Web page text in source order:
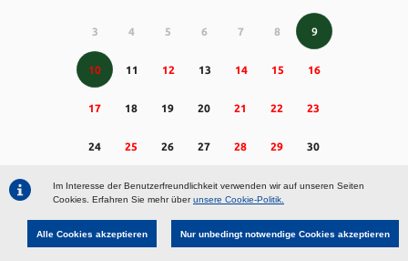
3 4 5 6 7 8 9
10 11 12 13 14 15 16
17 18 19 20 21 22 23
24 25 26 27 28 29 30
31
Im Interesse der Benutzerfreundlichkeit verwenden wir auf unseren Seiten
Cookies. Erfahren Sie mehr überunsere Cookie-Politik.
Alle Cookies akzeptieren Nur unbedingt notwendige Cookies akzeptieren